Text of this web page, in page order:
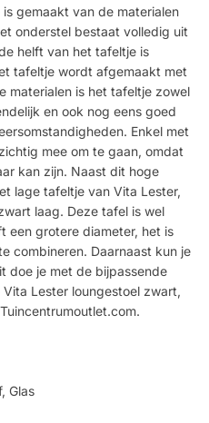
gemaakt van de materialen
onderstel bestaat volledig uit
helft van het tafeltje is
tafeltje wordt afgemaakt met
materialen is het tafeltje zowel
en ook nog eens goed
Enkel met
mee om te gaan, omdat
kan zijn. Naast dit hoge
lage tafeltje van Vita Lester,
laag. Deze tafel is wel
een grotere diameter, het is
combineren. Daarnaast kun je
doe je met de bijpassende
Lester loungestoel zwart,
Glas